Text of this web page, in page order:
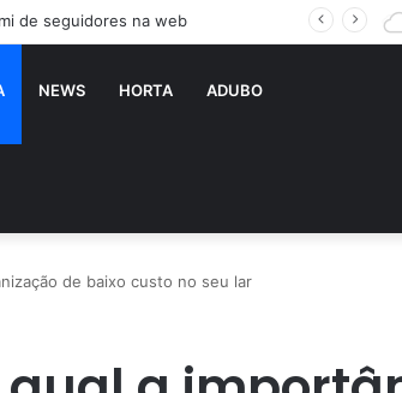
de seguidores na web
NEWS HORTA ADUBO
de baixo custo no seu lar